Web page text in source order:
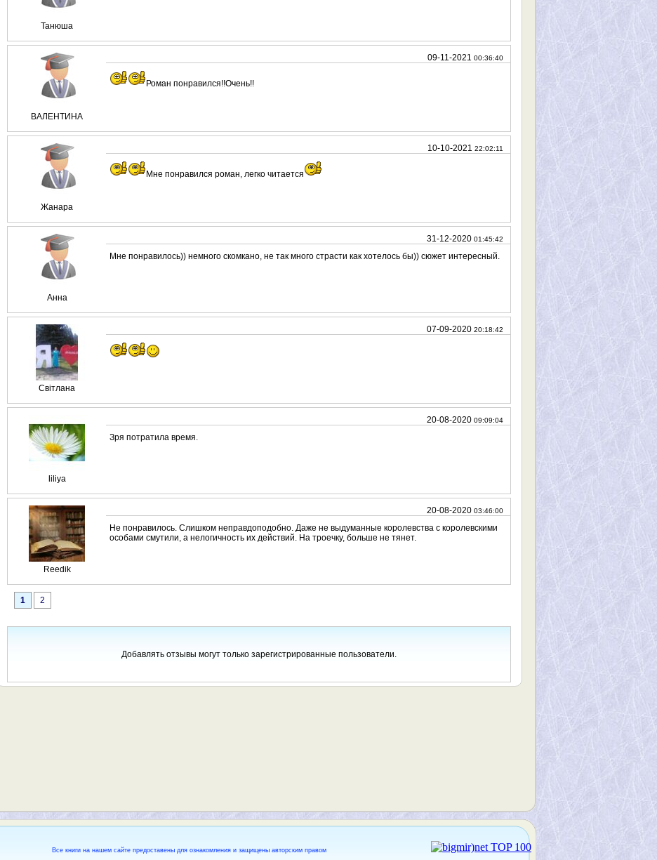
Танюша
ВАЛЕНТИНА
09-11-2021 00:36:40
Роман понравился!!Очень!!
Жанара
10-10-2021 22:02:11
Мне понравился роман, легко читается
Анна
31-12-2020 01:45:42
Мне понравилось)) немного скомкано, не так много страсти как хотелось бы)) сюжет интересный.
Світлана
07-09-2020 20:18:42
liliya
20-08-2020 09:09:04
Зря потратила время.
Reedik
20-08-2020 03:46:00
Не понравилось. Слишком неправдоподобно. Даже не выдуманные королевства с королевскими
особами смутили, а нелогичность их действий. На троечку, больше не тянет.
1 2
Добавлять отзывы могут только зарегистрированные пользователи.
Все книги на нашем сайте предоставены для ознакомления и защищены авторским правом